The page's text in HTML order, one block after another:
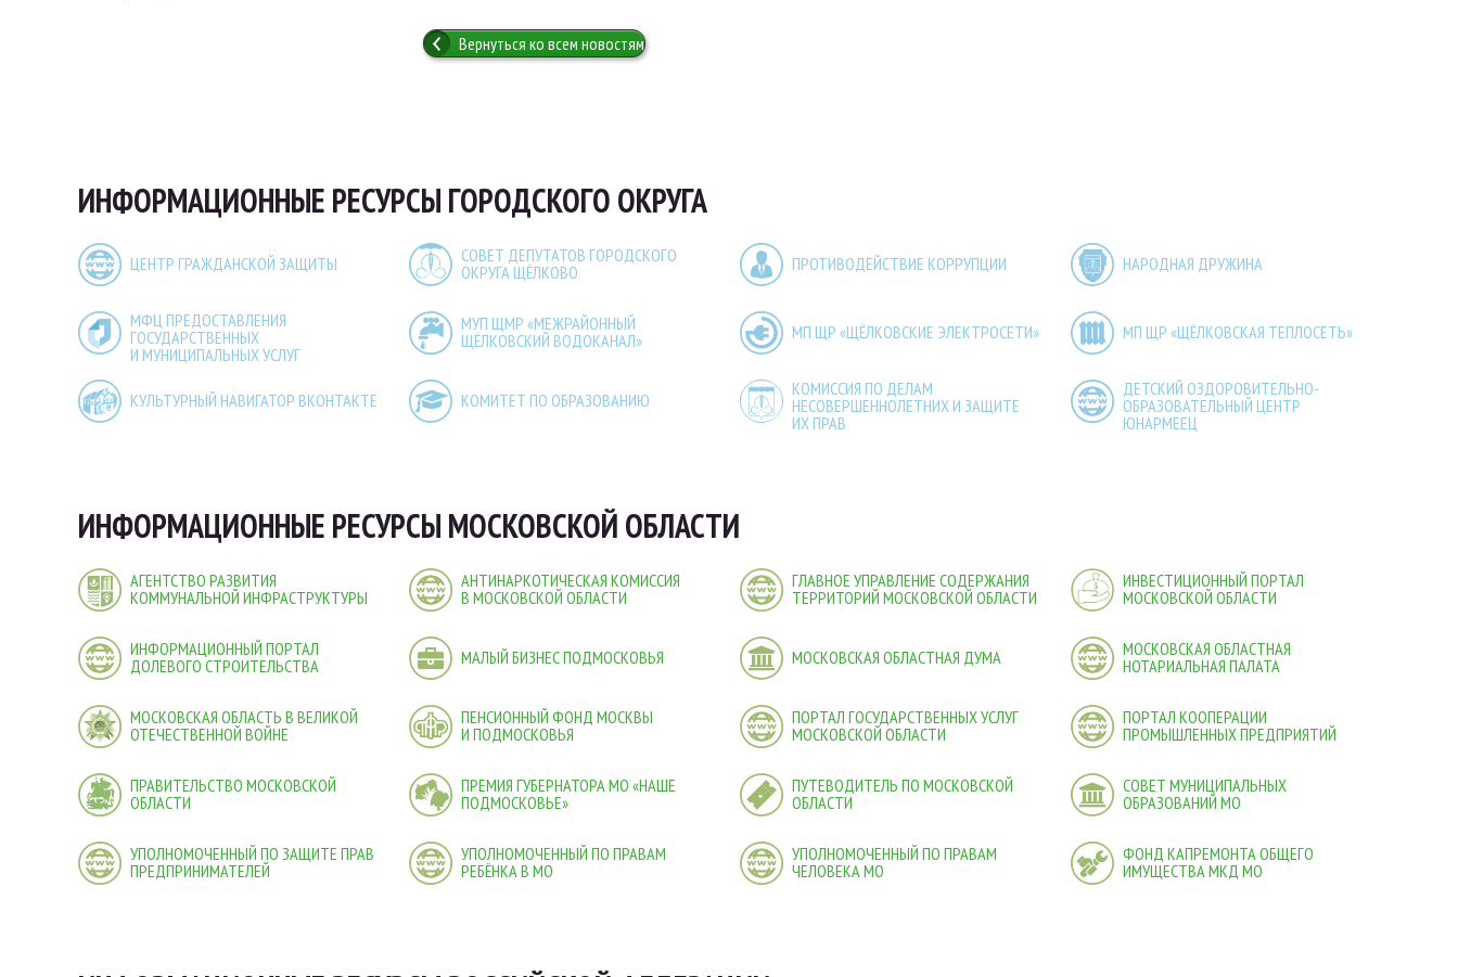
Вернуться ко всем новостям
ИНФОРМАЦИОННЫЕ РЕСУРСЫ ГОРОДСКОГО ОКРУГА
ЦЕНТР ГРАЖДАНСКОЙ ЗАЩИТЫ
СОВЕТ ДЕПУТАТОВ ГОРОДСКОГО
ОКРУГА ЩЁЛКОВО
ПРОТИВОДЕЙСТВИЕ КОРРУПЦИИ НАРОДНАЯ ДРУЖИНА
МФЦ ПРЕДОСТАВЛЕНИЯ
ГОСУДАРСТВЕННЫХ
И МУНИЦИПАЛЬНЫХ УСЛУГ
МУП ЩМР «МЕЖРАЙОННЫЙ
ЩЁЛКОВСКИЙ ВОДОКАНАЛ»
МП ЩР «ЩЁЛКОВСКИЕ ЭЛЕКТРОСЕТИ» МП ЩР «ЩЁЛКОВСКАЯ ТЕПЛОСЕТЬ»
КУЛЬТУРНЫЙ НАВИГАТОР ВКОНТАКТЕ КОМИТЕТ ПО ОБРАЗОВАНИЮ
КОМИССИЯ ПО ДЕЛАМ
НЕСОВЕРШЕННОЛЕТНИХ И ЗАЩИТЕ
ИХ ПРАВ
ДЕТСКИЙ ОЗДОРОВИТЕЛЬНО-
ОБРАЗОВАТЕЛЬНЫЙ ЦЕНТР
ЮНАРМЕЕЦ
ИНФОРМАЦИОННЫЕ РЕСУРСЫ МОСКОВСКОЙ ОБЛАСТИ
АГЕНТСТВО РАЗВИТИЯ
КОММУНАЛЬНОЙ ИНФРАСТРУКТУРЫ
АНТИНАРКОТИЧЕСКАЯ КОМИССИЯ
В МОСКОВСКОЙ ОБЛАСТИ
ГЛАВНОЕ УПРАВЛЕНИЕ СОДЕРЖАНИЯ
ТЕРРИТОРИЙ МОСКОВСКОЙ ОБЛАСТИ
ИНВЕСТИЦИОННЫЙ ПОРТАЛ
МОСКОВСКОЙ ОБЛАСТИ
ИНФОРМАЦИОННЫЙ ПОРТАЛ
ДОЛЕВОГО СТРОИТЕЛЬСТВА
МАЛЫЙ БИЗНЕС ПОДМОСКОВЬЯ МОСКОВСКАЯ ОБЛАСТНАЯ ДУМА
МОСКОВСКАЯ ОБЛАСТНАЯ
НОТАРИАЛЬНАЯ ПАЛАТА
МОСКОВСКАЯ ОБЛАСТЬ В ВЕЛИКОЙ
ОТЕЧЕСТВЕННОЙ ВОЙНЕ
ПЕНСИОННЫЙ ФОНД МОСКВЫ
И ПОДМОСКОВЬЯ
ПОРТАЛ ГОСУДАРСТВЕННЫХ УСЛУГ
МОСКОВСКОЙ ОБЛАСТИ
ПОРТАЛ КООПЕРАЦИИ
ПРОМЫШЛЕННЫХ ПРЕДПРИЯТИЙ
ПРАВИТЕЛЬСТВО МОСКОВСКОЙ
ОБЛАСТИ
ПРЕМИЯ ГУБЕРНАТОРА МО «НАШЕ
ПОДМОСКОВЬЕ»
ПУТЕВОДИТЕЛЬ ПО МОСКОВСКОЙ
ОБЛАСТИ
СОВЕТ МУНИЦИПАЛЬНЫХ
ОБРАЗОВАНИЙ МО
УПОЛНОМОЧЕННЫЙ ПО ЗАЩИТЕ ПРАВ
ПРЕДПРИНИМАТЕЛЕЙ
УПОЛНОМОЧЕННЫЙ ПО ПРАВАМ
РЕБЁНКА В МО
УПОЛНОМОЧЕННЫЙ ПО ПРАВАМ
ЧЕЛОВЕКА МО
ФОНД КАПРЕМОНТА ОБЩЕГО
ИМУЩЕСТВА МКД МО